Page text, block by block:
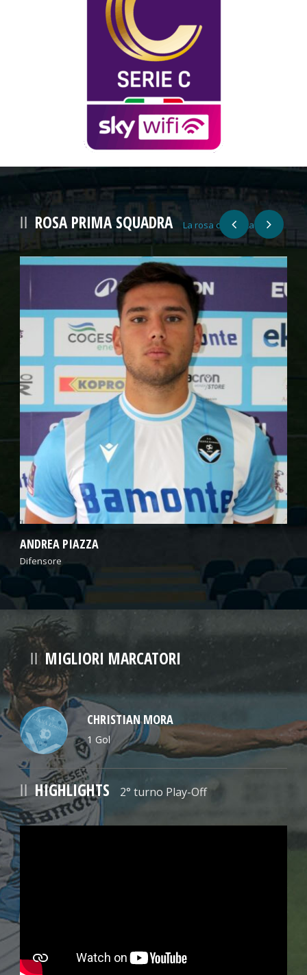
ROSA PRIMA SQUADRA La rosa completa
TOMMASO NUCIFERO
Difensore
MIGLIORI MARCATORI
CHRISTIAN MORA
1 Gol
HIGHLIGHTS 2° turno Play-Off